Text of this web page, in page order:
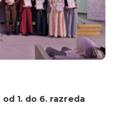
1. do 6. razreda